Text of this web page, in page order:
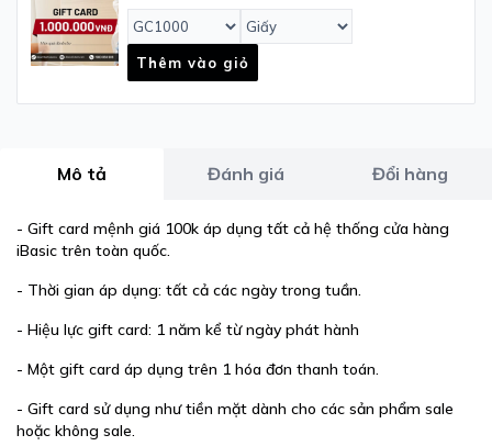
Thêm vào giỏ
Mô tả Đánh giá Đổi hàng
- Gift card mệnh giá 100k áp dụng tất cả hệ thống cửa hàng
iBasic trên toàn quốc.
- Thời gian áp dụng: tất cả các ngày trong tuần.
- Hiệu lực gift card: 1 năm kể từ ngày phát hành
- Một gift card áp dụng trên 1 hóa đơn thanh toán.
- Gift card sử dụng như tiền mặt dành cho các sản phẩm sale
hoặc không sale.